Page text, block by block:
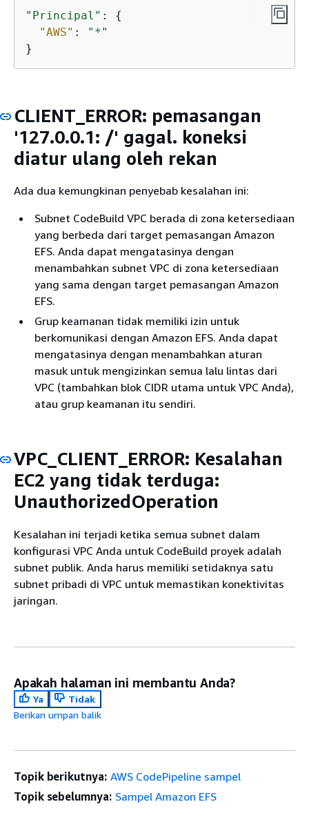
"Principal" : {
"AWS" :
"*"
}
CLIENT_ERROR: pemasangan
'127.0.0.1: /' gagal. koneksi
diatur ulang oleh rekan
Ada dua kemungkinan penyebab kesalahan ini:
Subnet CodeBuild VPC berada di zona ketersediaan
yang berbeda dari target pemasangan Amazon
EFS. Anda dapat mengatasinya dengan
menambahkan subnet VPC di zona ketersediaan
yang sama dengan target pemasangan Amazon
EFS.
Grup keamanan tidak memiliki izin untuk
berkomunikasi dengan Amazon EFS. Anda dapat
mengatasinya dengan menambahkan aturan
masuk untuk mengizinkan semua lalu lintas dari
VPC (tambahkan blok CIDR utama untuk VPC Anda),
atau grup keamanan itu sendiri.
VPC_CLIENT_ERROR: Kesalahan
EC2 yang tidak terduga:
UnauthorizedOperation
Kesalahan ini terjadi ketika semua subnet dalam
konfigurasi VPC Anda untuk CodeBuild proyek adalah
subnet publik. Anda harus memiliki setidaknya satu
subnet pribadi di VPC untuk memastikan konektivitas
jaringan.
Apakah halaman ini membantu Anda?
Ya
Tidak
Berikan umpan balik
Topik berikutnya: AWS CodePipeline sampel
Topik sebelumnya: Sampel Amazon EFS